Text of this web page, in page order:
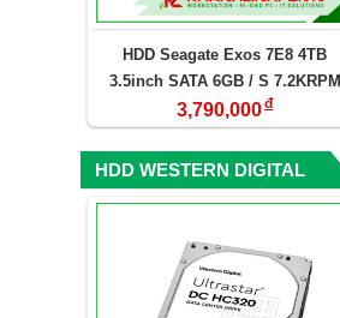
HDD Seagate Exos 7E8 4TB
3.5inch SATA 6GB / S 7.2KRPM
Cache 256MB
3,790,000đ
HDD WESTERN DIGITAL